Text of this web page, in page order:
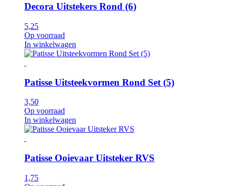
Decora Uitstekers Rond (6)
5,25
Op voorraad
In winkelwagen
Patisse Uitsteekvormen Rond Set (5)
3,50
Op voorraad
In winkelwagen
Patisse Ooievaar Uitsteker RVS
1,75